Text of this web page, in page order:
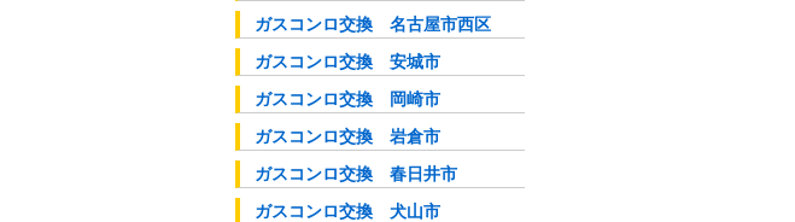
ガスコンロ交換 名古屋市西区
ガスコンロ交換 安城市
ガスコンロ交換 岡崎市
ガスコンロ交換 岩倉市
ガスコンロ交換 春日井市
ガスコンロ交換 犬山市